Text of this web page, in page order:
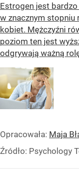
Estrogen jest
w znacznym stopniu
kobiet. Mężczyźni
poziom ten jest
odgrywają ważną
Opracowała: Maja
Źródło: Psychology